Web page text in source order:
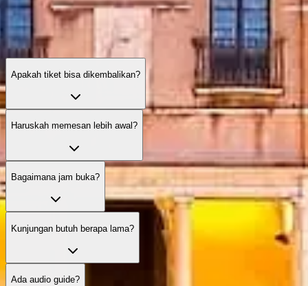
Apakah tiket bisa dikembalikan?
Haruskah memesan lebih awal?
Bagaimana jam buka?
Kunjungan butuh berapa lama?
Ada audio guide?